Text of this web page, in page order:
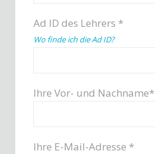
Ad ID des Lehrers *
Wo finde ich die Ad ID?
Ihre Vor- und Nachname*
Ihre E-Mail-Adresse *